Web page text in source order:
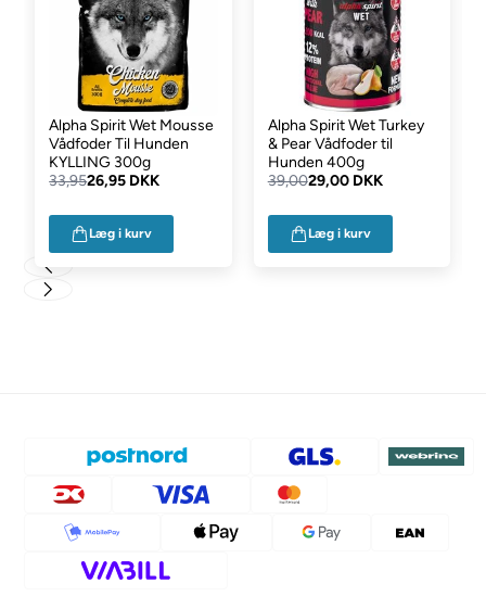
Alpha Spirit Wet Mousse
Vådfoder Til Hunden
KYLLING 300g
33,9526,95 DKK
Læg i kurv
Alpha Spirit Wet Turkey
& Pear Vådfoder til
Hunden 400g
39,0029,00 DKK
Læg i kurv